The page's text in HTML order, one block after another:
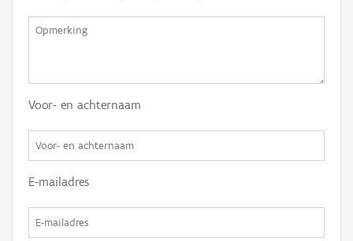
Voor- en achternaam
E-mailadres